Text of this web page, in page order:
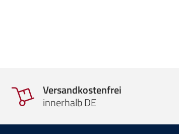
Versandkostenfrei
innerhalb DE